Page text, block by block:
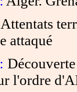
Attentats
attaqué
l'ordre